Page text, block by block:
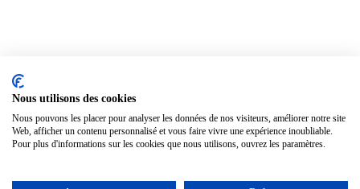
Nous utilisons des cookies
Nous pouvons les placer pour analyser les données de nos visiteurs, améliorer notre site
Web, afficher un contenu personnalisé et vous faire vivre une expérience inoubliable.
Pour plus d'informations sur les cookies que nous utilisons, ouvrez les paramètres.